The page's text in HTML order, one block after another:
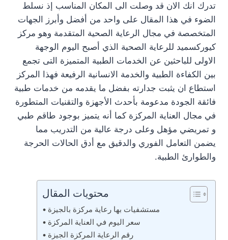
تدرك انك الان قد وصلت الى المكان المناسب إذ نسلط
الضوء في هذا المقال على واحد من أفضل وأبرز الجهات
المتخصصة في مجال الرعاية الصحية المتقدمة وهو مركز
كيوركسميد للرعاية الصحية الذي أصبح اليوم الوجهة
الاولى للباحثين عن الخدمات الطبية المتميزة التى تجمع
بين الكفاءة الطبية والخدمة الانسانية الرفيعة فهذا المركز
استطاع ان يثبت جدارته بفضل ما يقدمه من خدمات طبية
فائقة الجودة مدعومة بأحدث الأجهزة والتقنيات المتطورة
في مجال العناية المركزة كما أنه يتميز بوجود طاقم طبي
و تمريضي مؤهل وعلى درجة عالية من التدريب مما
يضمن التعامل الفوري والدقيق مع أدق الحالات الحرجة
والطوارئ الطبية.
محتويات المقال
مستشفيات بها رعاية مركزة بالجيزة
سعر اليوم في العناية المركزة
رقم الرعاية المركزة الجيزة